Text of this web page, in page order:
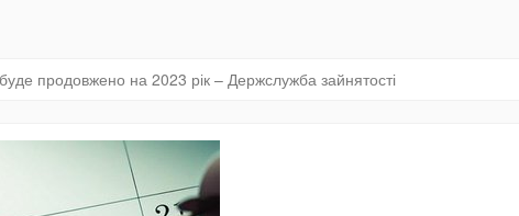
продовжено на 2023 рік – Держслужба зайнятості